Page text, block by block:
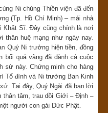
Ni chúng Thiền viện đã đến
(Tp. Hồ Chí Minh) – mái nhà
Khất Sĩ. Đây cũng chính là nơi
huệ mạng như ngày nay.
Quý Ni trưởng hiện tiền, đồng
quá vãng đã dành cả cuộc
sử này. Chứng minh cho hàng
Tổ đình và Ni trưởng Ban Kinh
Tại đây, Quý Ngài đã ban lời
thân tâm, trau dồi Giới – Định –
người con gái Đức Phật.